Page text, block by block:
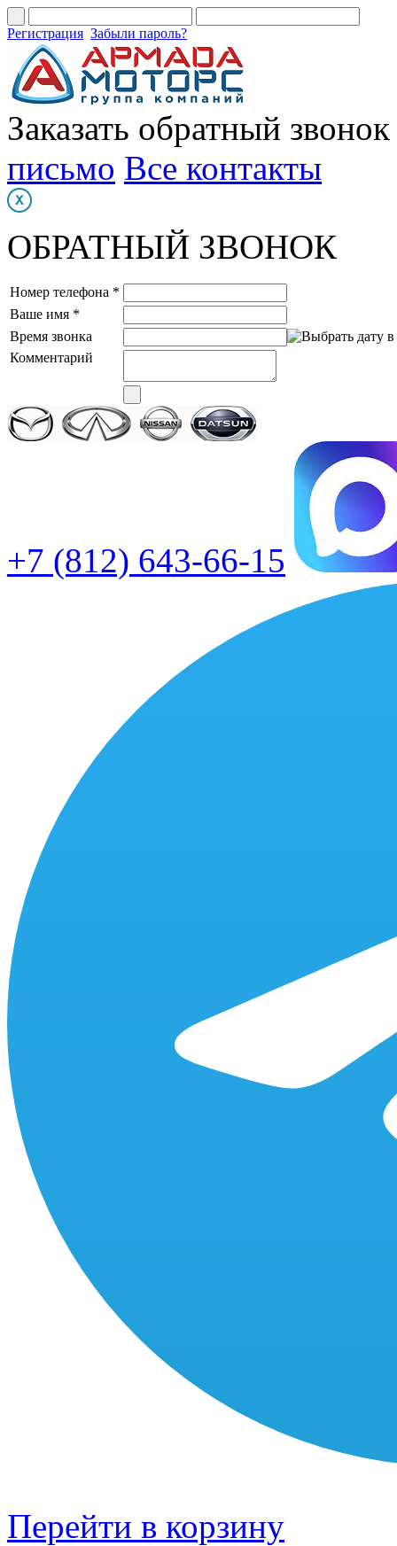
Регистрация Забыли пароль?
Заказать обратный звонок
письмо Все контакты
ОБРАТНЫЙ ЗВОНОК
Номер телефона *
Ваше имя *
Время звонка
Комментарий
+7 (812) 643-66-15
Перейти в корзину